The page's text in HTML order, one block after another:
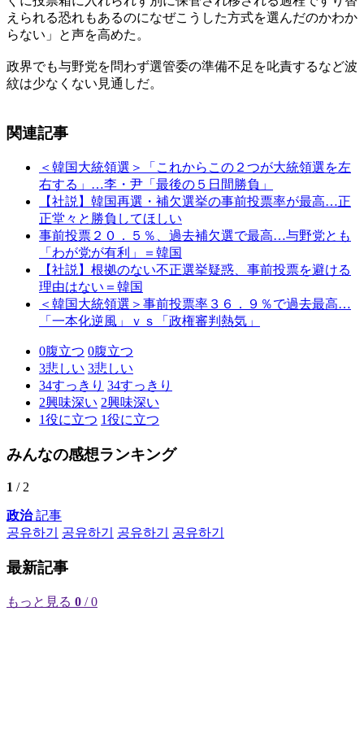
えられる恐れもあるのになぜこうした方式を選んだのかわか
らない」と声を高めた。
政界でも与野党を問わず選管委の準備不足を叱責するなど波
紋は少なくない見通しだ。
関連記事
＜韓国大統領選＞「これからこの２つが大統領選を左
右する」…李・尹「最後の５日間勝負」
【社説】韓国再選・補欠選挙の事前投票率が最高…正
正堂々と勝負してほしい
事前投票２０．５％、過去補欠選で最高…与野党とも
「わが党が有利」＝韓国
【社説】根拠のない不正選挙疑惑、事前投票を避ける
理由はない＝韓国
＜韓国大統領選＞事前投票率３６．９％で過去最高…
「一本化逆風」ｖｓ「政権審判熱気」
0腹立つ 0腹立つ
3悲しい 3悲しい
34すっきり 34すっきり
2興味深い 2興味深い
1役に立つ 1役に立つ
みんなの感想ランキング
1 / 2
政治記事
공유하기
공유하기 공유하기 공유하기
最新記事
もっと見る 0 / 0